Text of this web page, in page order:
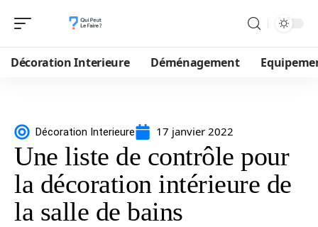
Décoration Interieure Déménagement
Décoration Interieure 17 janvier 2022
Une liste de contrôle pour
la décoration intérieure de
la salle de bains